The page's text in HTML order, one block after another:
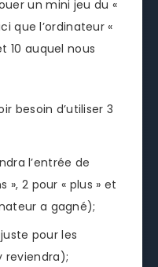
un mini jeu du «
que l’ordinateur «
10 auquel nous
besoin d’utiliser 3
l’entrée de
», 2 pour « plus » et
a gagné);
pour les
reviendra);